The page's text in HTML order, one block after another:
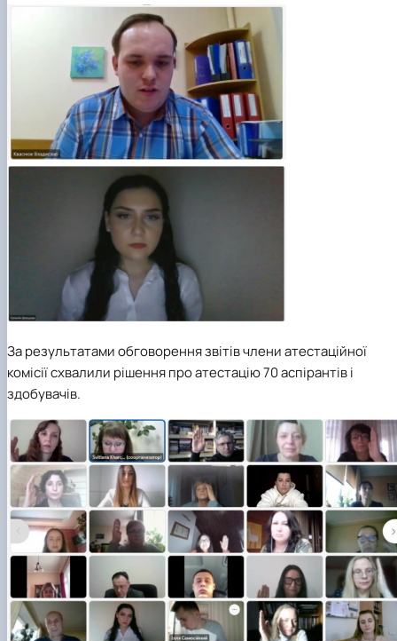
За результатами обговорення звітів члени атестаційної
комісії схвалили рішення про атестацію 70 аспірантів і
здобувачів.